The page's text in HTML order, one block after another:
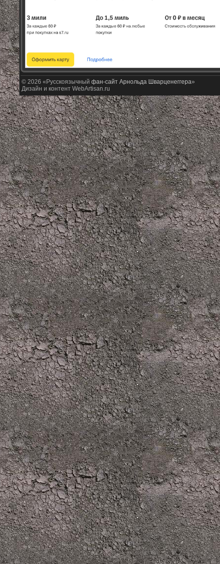
© 2026 «Русскоязычный фан-сайт Арнольда Шварценеггера»
Дизайн и контент WebArtisan.ru